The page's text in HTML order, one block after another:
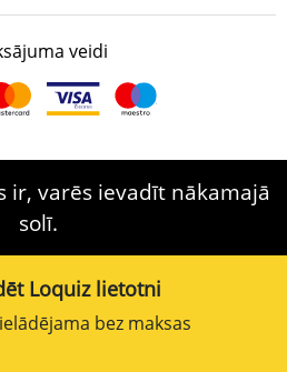
veidi
ir, varēs ievadīt nākamajā
solī.
Loquiz lietotni
bez maksas